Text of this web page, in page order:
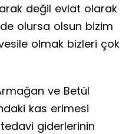
değil evlat olarak
olursa olsun bizim
vesile olmak bizleri çok
ve Betül
kas erimesi
tedavi giderlerinin